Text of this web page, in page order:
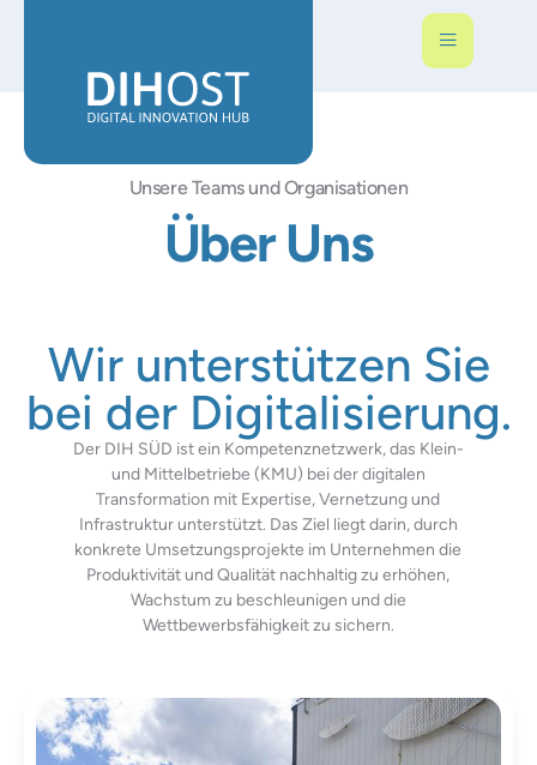
Unsere Teams und Organisationen
Über Uns
Wir unterstützen Sie
bei der Digitalisierung.
Der DIH SÜD ist ein Kompetenznetzwerk, das Klein-
und Mittelbetriebe (KMU) bei der digitalen
Transformation mit Expertise, Vernetzung und
Infrastruktur unterstützt. Das Ziel liegt darin, durch
konkrete Umsetzungsprojekte im Unternehmen die
Produktivität und Qualität nachhaltig zu erhöhen,
Wachstum zu beschleunigen und die
Wettbewerbsfähigkeit zu sichern.